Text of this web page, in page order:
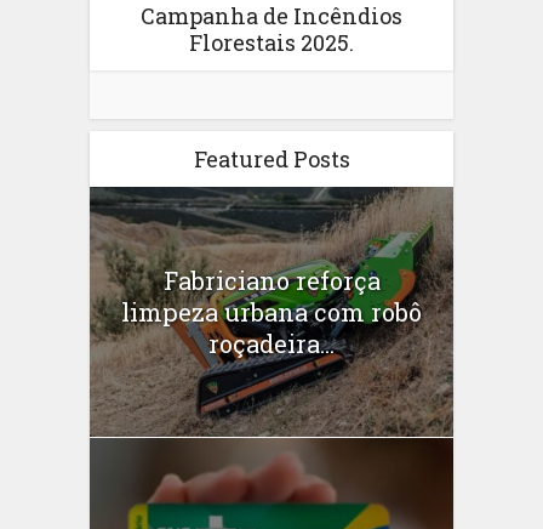
Campanha de Incêndios
Florestais 2025.
Featured Posts
Fabriciano reforça
limpeza urbana com robô
roçadeira...